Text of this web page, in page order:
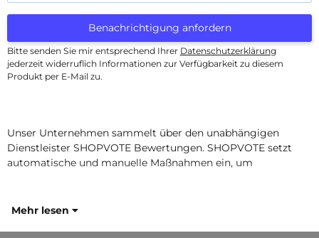
Benachrichtigung anfordern
Bitte senden Sie mir entsprechend Ihrer Datenschutzerklärung
jederzeit widerruflich Informationen zur Verfügbarkeit zu diesem
Produkt per E-Mail zu.
Unser Unternehmen sammelt über den unabhängigen
Dienstleister SHOPVOTE Bewertungen. SHOPVOTE setzt
automatische und manuelle Maßnahmen ein, um
Mehr lesen